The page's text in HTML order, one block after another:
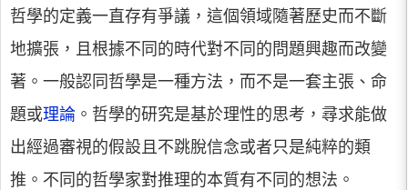
哲學的定義一直存有爭議，這個領域隨著歷史而不斷
地擴張，且根據不同的時代對不同的問題興趣而改變
著。一般認同哲學是一種方法，而不是一套主張、命
題或理論 。哲學的研究是基於理性的思考，尋求能做
出經過審視的假設且不跳脫信念或者只是純粹的類
推。不同的哲學家對推理的本質有不同的想法。